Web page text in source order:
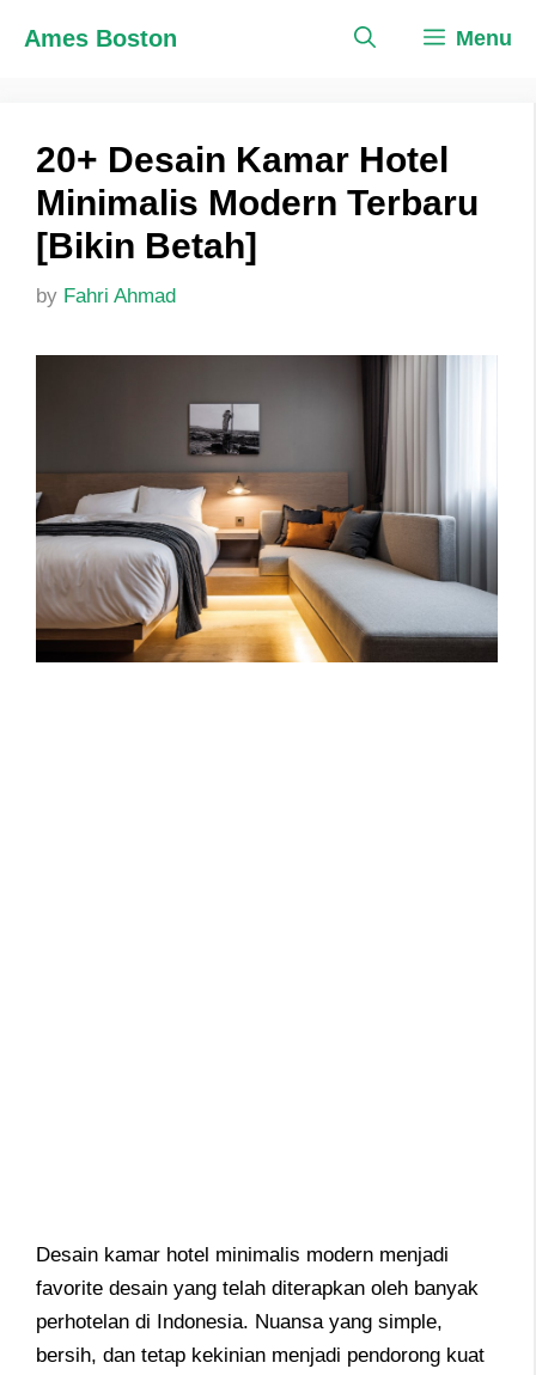
Ames Boston Menu
20+ Desain Kamar Hotel
Minimalis Modern Terbaru
[Bikin Betah]
by Fahri Ahmad
Desain kamar hotel minimalis modern menjadi
favorite desain yang telah diterapkan oleh banyak
perhotelan di Indonesia. Nuansa yang simple,
bersih, dan tetap kekinian menjadi pendorong kuat